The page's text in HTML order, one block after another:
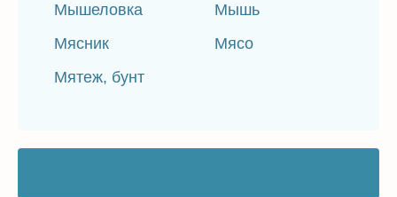
Мышеловка
Мышь
Мясник
Мясо
Мятеж, бунт